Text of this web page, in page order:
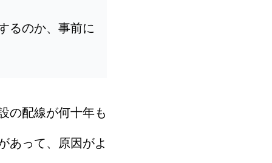
るのか、事前に
の配線が何十年も
あって、原因がよ